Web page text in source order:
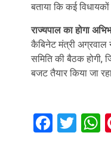
बताया कि कई
राज्यपाल का होगा
कैबिनेट मंत्री अग्रवाल
समिति की बैठक होगी,
बजट तैयार किया जा